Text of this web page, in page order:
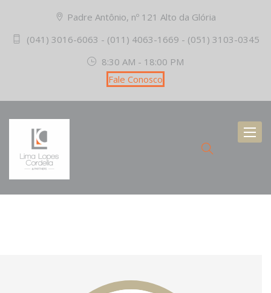
Padre Antônio, nº 121 Alto da Glória
(041) 3016-6063 - (011) 4063-1669 - (051) 3103-0345
8:30 AM - 18:00 PM
Fale Conosco